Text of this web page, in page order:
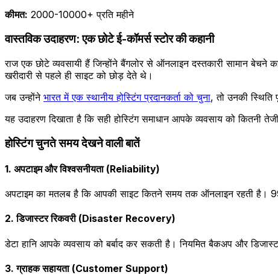
कीमत: ₹2000-10000+ प्रति महीने
वास्तविक उदाहरण: एक छोटे ई-कॉमर्स स्टोर की कहानी
राज एक छोटे व्यवसायी हैं जिन्होंने बैंगलोर से ऑनलाइन दस्तकारी सामान बेचने
खरीदारी से पहले ही साइट को छोड़ देते थे।
जब उन्होंने भारत में एक स्थानीय होस्टिंग प्रदानकर्ता को चुना, तो उनकी
यह उदाहरण दिखाता है कि सही होस्टिंग समाधान आपके व्यवसाय को कितनी
होस्टिंग चुनते समय देखने वाली बातें
1. अपटाइम और विश्वसनीयता (Reliability)
अपटाइम का मतलब है कि आपकी साइट कितने समय तक ऑनलाइन रहती है।
2. डिजास्टर रिकवरी (Disaster Recovery)
डेटा हानि आपके व्यवसाय को बर्बाद कर सकती है। नियमित बैकअप और
3. ग्राहक सहायता (Customer Support)